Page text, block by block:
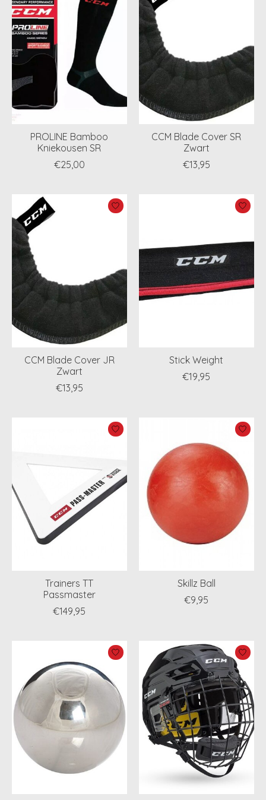
PROLINE Bamboo
Kniekousen SR
€25,00
CCM Blade Cover SR
Zwart
€13,95
CCM Blade Cover JR
Zwart
€13,95
Stick Weight
€19,95
Trainers TT
Passmaster
€149,95
Skillz Ball
€9,95